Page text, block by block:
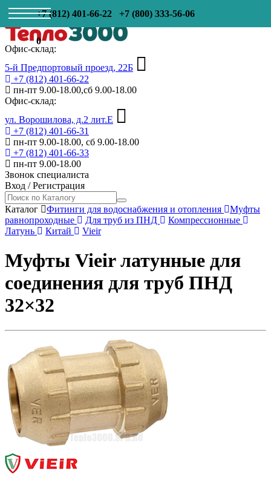
+7 (812) 401-66-22 +7 (800) 333-56-06
0
Офис-склад:
5-й Предпортовый проезд, 22Б
+7 (812) 401-66-22
пн-пт 9.00-18.00,сб 9.00-18.00
Офис-склад:
ул. Ворошилова, д.2 лит.Е
+7 (812) 401-66-31
пн-пт 9.00-18.00, сб 9.00-18.00
+7 (812) 401-66-33
пн-пт 9.00-18.00
Звонок специалиста
Вход /Регистрация
Каталог Фитинги для водоснабжения и отопления
Муфты
равнопроходные
Для труб из ПНД
Компрессионные
Латунь
Китай Vieir
Муфты Vieir латунные для
соединения для труб ПНД
32×32